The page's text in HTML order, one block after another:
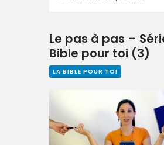
Le pas à pas –
Bible pour toi (3)
LA BIBLE POUR TOI